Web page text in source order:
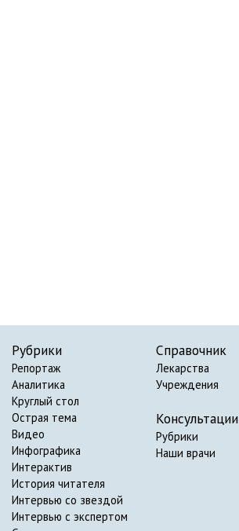
Рубрики
Репортаж
Аналитика
Круглый стол
Острая тема
Видео
Инфографика
Интерактив
История читателя
Интервью со звездой
Интервью с экспертом
Справочник
Лекарства
Учреждения
Консультации
Рубрики
Наши врачи